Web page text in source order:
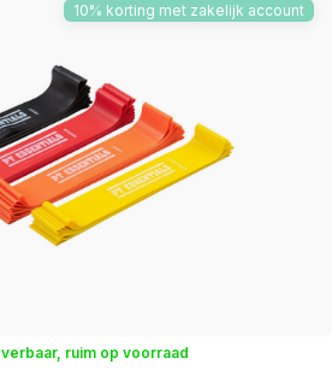
10% korting met zakelijk account
ruim op voorraad